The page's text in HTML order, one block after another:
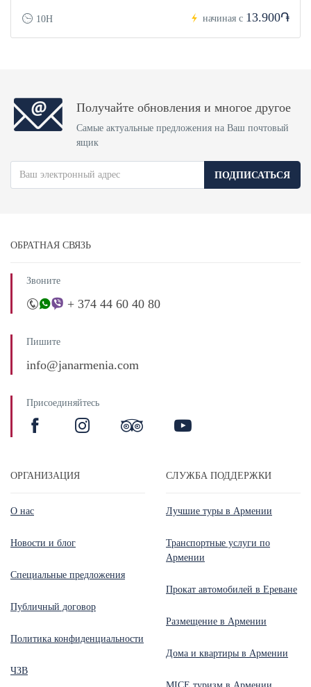
10H начиная с 13.900֏
Получайте обновления и многое другое
Самые актуальные предложения на Ваш почтовый
ящик
ПОДПИСАТЬСЯ
ОБРАТНАЯ СВЯЗЬ
Звоните
+ 374 44 60 40 80
Пишите
info@janarmenia.com
Присоединяйтесь
ОРГАНИЗАЦИЯ
О нас
Новости и блог
Специальные предложения
Публичный договор
Политика конфиденциальности
ЧЗВ
СЛУЖБА ПОДДЕРЖКИ
Лучшие туры в Армении
Транспортные услуги по
Армении
Прокат автомобилей в Ереване
Размещение в Армении
Дома и квартиры в Армении